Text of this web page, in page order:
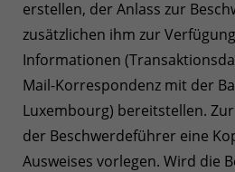
erstellen, der Anlass zur
zusätzlichen ihm zur
Informationen
Mail-Korrespondenz mit der
Luxembourg) bereitstellen.
der Beschwerdeführer eine
Ausweises vorlegen. Wird die